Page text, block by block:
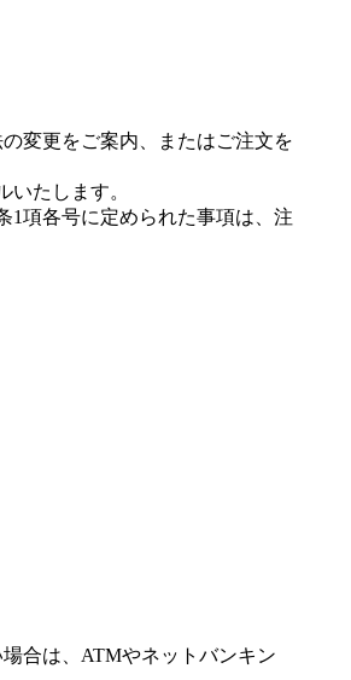
変更をご案内、またはご注文を
たします。
1項各号に定められた事項は、注
合は、ATMやネットバンキン